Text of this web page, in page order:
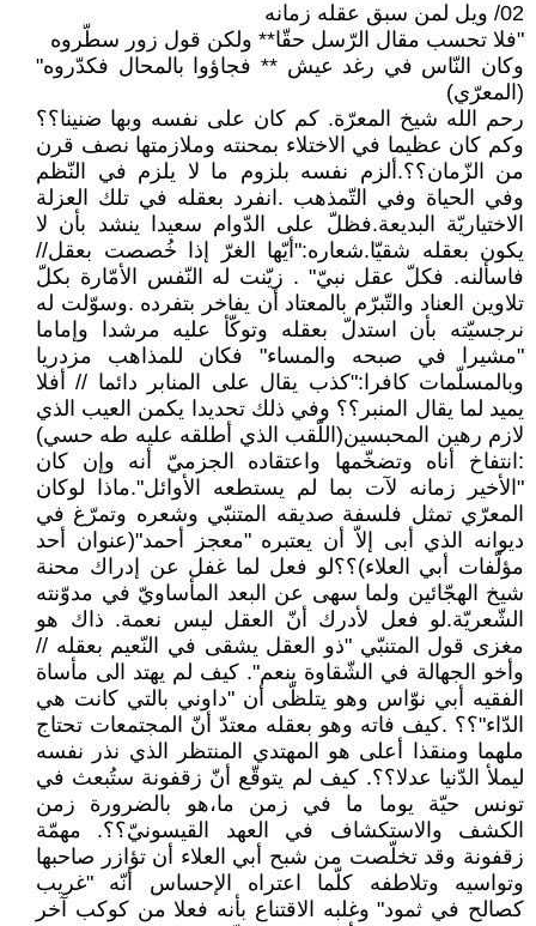
02/ ويل لمن سبق عقله زمانه
"فلا تحسب مقال الرّسل حقّا** ولكن قول زور سطّروه
وكان النّاس في رغد عيش ** فجاؤوا بالمحال فكدّروه"
(المعرّي)
رحم الله شيخ المعرّة. كم كان على نفسه وبها ضنينا؟؟
وكم كان عظيما في الاختلاء بمحنته وملازمتها نصف قرن
من الزّمان؟؟.ألزم نفسه بلزوم ما لا يلزم في النّظم
وفي الحياة وفي التّمذهب .انفرد بعقله في تلك العزلة
الاختياريّة البديعة.فظلّ على الدّوام سعيدا ينشد بأن لا
يكون بعقله شقيّا.شعاره:"أيّها الغرّ إذا خُصصت بعقل//
فاسألنه. فكلّ عقل نبيّ" . زيّنت له النّفس الأمّارة بكلّ
تلاوين العناد والتّبرّم بالمعتاد أن يفاخر بتفرده .وسوّلت له
نرجسيّته بأن استدلّ بعقله وتوكّأ عليه مرشدا وإماما
"مشيرا في صبحه والمساء" فكان للمذاهب مزدريا
وبالمسلّمات كافرا:"كذب يقال على المنابر دائما // أفلا
يميد لما يقال المنبر؟؟ وفي ذلك تحديدا يكمن العيب الذي
لازم رهين المحبسين(اللّقب الذي أطلقه عليه طه حسي)
:انتفاخ أناه وتضخّمها واعتقاده الجزميّ أنه وإن كان
"الأخير زمانه لآت بما لم يستطعه الأوائل".ماذا لوكان
المعرّي تمثل فلسفة صديقه المتنبّي وشعره وتمرّغ في
ديوانه الذي أبى إلاّ أن يعتبره "معجز أحمد"(عنوان أحد
مؤلّفات أبي العلاء)؟؟لو فعل لما غفل عن إدراك محنة
شيخ الهجّائين ولما سهى عن البعد المأساويّ في مدوّنته
الشّعريّة.لو فعل لأدرك أنّ العقل ليس نعمة. ذاك هو
مغزى قول المتنبّي "ذو العقل يشقى في النّعيم بعقله //
وأخو الجهالة في الشّقاوة ينعم". كيف لم يهتد الى مأساة
الفقيه أبي نوّاس وهو يتلظّى أن "داوني بالتي كانت هي
الدّاء"؟؟ .كيف فاته وهو بعقله معتدّ أنّ المجتمعات تحتاج
ملهما ومنقذا أعلى هو المهتدي المنتظر الذي نذر نفسه
ليملأ الدّنيا عدلا؟؟. كيف لم يتوقّع أنّ زقفونة ستُبعث في
تونس حيّة يوما ما في زمن ما،هو بالضرورة زمن
الكشف والاستكشاف في العهد القيسونيّ؟؟. مهمّة
زقفونة وقد تخلّصت من شبح أبي العلاء أن تؤازر صاحبها
وتواسيه وتلاطفه كلّما اعتراه الإحساس أنّه "غريب
كصالح في ثمود" وغلبه الاقتناع بأنه فعلا من كوكب آخر